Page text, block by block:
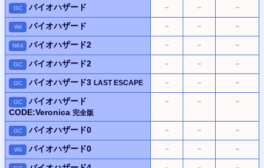
GC バイオハザード － － －
Wii バイオハザード － － －
N64 バイオハザード2 － － －
GC バイオハザード2 － － －
GC バイオハザード3 LAST ESCAPE － － －
GC
バイオハザード
CODE:Veronica 完全版
－ － －
GC バイオハザード0 － － －
Wii バイオハザード0 － － －